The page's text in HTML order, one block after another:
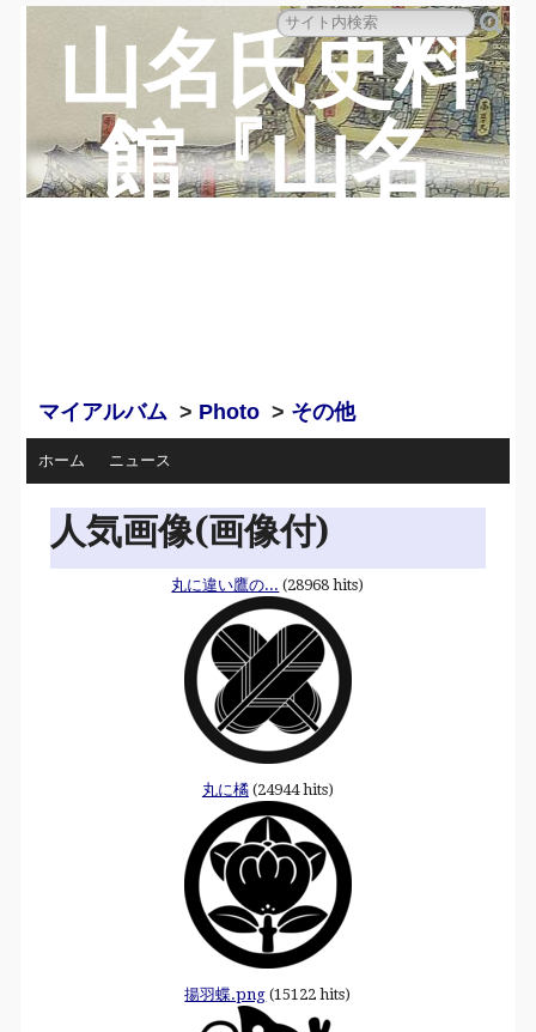
山名氏史料
館『山名
マイアルバム > Photo > その他
ホーム ニュース
人気画像(画像付)
丸に違い鷹の... (28968 hits)
丸に橘(24944 hits)
揚羽蝶.png (15122 hits)